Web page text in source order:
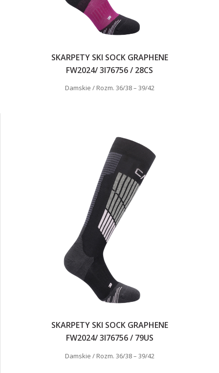
SKARPETY SKI SOCK GRAPHENE
FW2024/ 3I76756 / 28CS
Damskie / Rozm. 36/38 – 39/42
SKARPETY SKI SOCK GRAPHENE
FW2024/ 3I76756 / 79US
Damskie / Rozm. 36/38 – 39/42